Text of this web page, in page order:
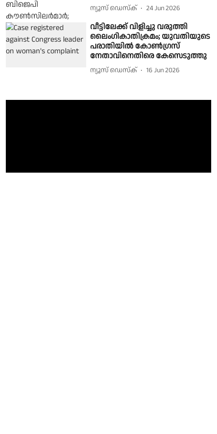
ന്യൂസ് ഡെസ്ക് 24 Jun 2026
വീട്ടിലേക്ക് വിളിച്ചു വരുത്തി
ലൈംഗികാതിക്രമം; യുവതിയുടെ
പരാതിയിൽ കോൺഗ്രസ്
നേതാവിനെതിരെ കേസെടുത്തു
ന്യൂസ് ഡെസ്ക് 16 Jun 2026